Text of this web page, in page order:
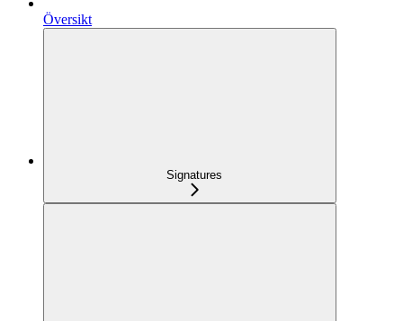
Översikt
Signatures